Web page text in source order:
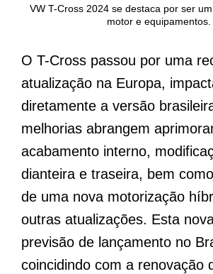
VW T-Cross 2024 se destaca por ser
motor e equipamentos.
O T-Cross passou por uma
atualização na Europa,
diretamente a versão
melhorias abrangem
acabamento interno,
dianteira e traseira, bem
de uma nova motorização
outras atualizações. Esta
previsão de lançamento no
coincidindo com a renovação